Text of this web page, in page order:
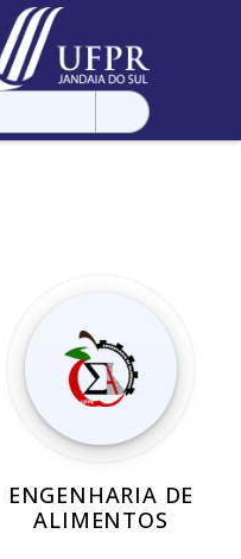
ENGENHARIA DE
ALIMENTOS